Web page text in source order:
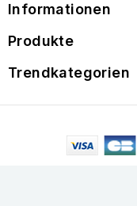
Informationen
Produkte
Trendkategorien